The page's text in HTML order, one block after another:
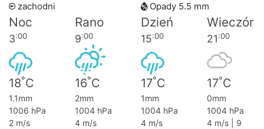
zachodni
Opady 5.5 mm
Noc Rano Dzień Wieczór
3:00 9:00 15:00 21:00
18°C 16°C 17°C 17°C
1.1mm 2mm 1mm
0mm
1006 hPa
1004 hPa 1004 hPa
1004 hPa
2 m/s
4 m/s 4 m/s
4 m/s | 9